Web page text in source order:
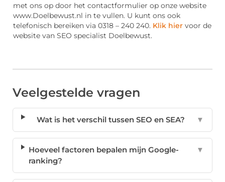
met ons op door het contactformulier op onze website
www.Doelbewust.nl in te vullen. U kunt ons ook
telefonisch bereiken via 0318 – 240 240. Klik hier voor de
website van SEO specialist Doelbewust.
Veelgestelde vragen
Wat is het verschil tussen SEO en SEA? ▼
Hoeveel factoren bepalen mijn Google-
ranking?
▼